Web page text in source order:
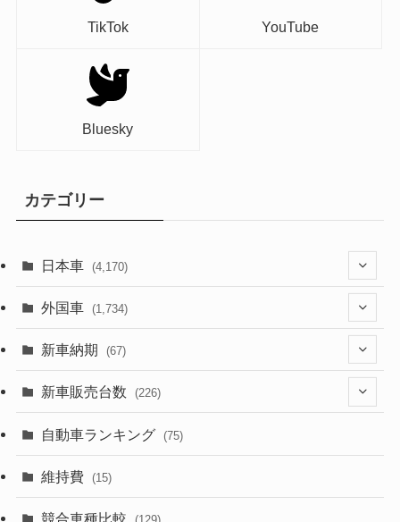
TikTok YouTube
Bluesky
カテゴリー
日本車 (4,170)
(1,320)
(329)
(525)
(356)
(328)
外国車 (1,734)
(242)
(85)
新車納期 (67)
(28)
(8)
新車販売台数 (226)
(21)
自動車ランキング (75)
維持費 (15)
競合車種比較